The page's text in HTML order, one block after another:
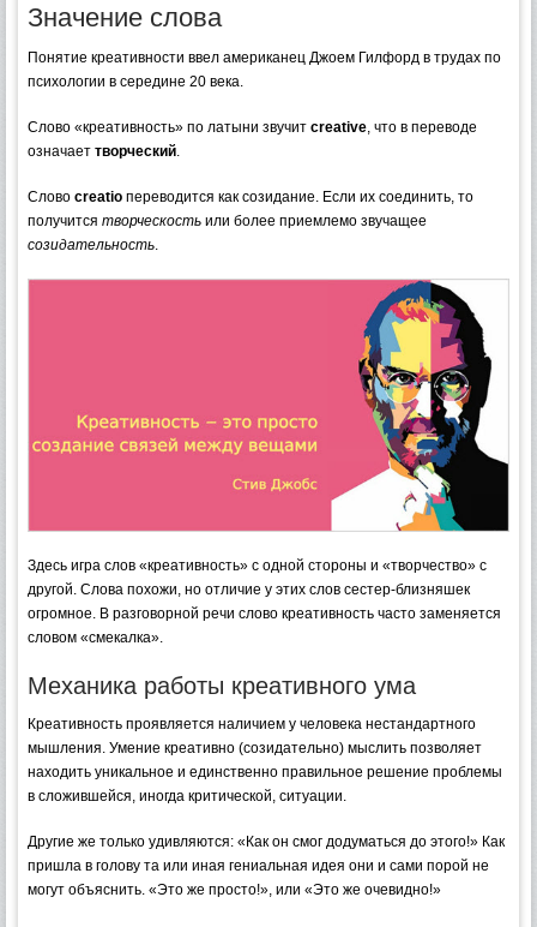
Значение слова
Понятие креативности ввел американец Джоем Гилфорд в трудах по
психологии в середине 20 века.
Слово «креативность» по латыни звучит creative , что в переводе
означает творческий
Слово creatio переводится как созидание. Если их соединить, то
получится творческость или более приемлемо звучащее
созидательность
Здесь игра слов «креативность» с одной стороны и «творчество» с
другой. Слова похожи, но отличие у этих слов сестер-близняшек
огромное. В разговорной речи слово креативность часто заменяется
словом «смекалка».
Механика работы креативного ума
Креативность проявляется наличием у человека нестандартного
мышления. Умение креативно (созидательно) мыслить позволяет
находить уникальное и единственно правильное решение проблемы
в сложившейся, иногда критической, ситуации.
Другие же только удивляются: «Как он смог додуматься до этого!» Как
пришла в голову та или иная гениальная идея они и сами порой не
могут объяснить. «Это же просто!», или «Это же очевидно!»